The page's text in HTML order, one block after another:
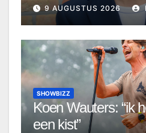
9 AUGUSTUS 2026
SHOWBIZZ
Koen Wauters: “ik
een kist”